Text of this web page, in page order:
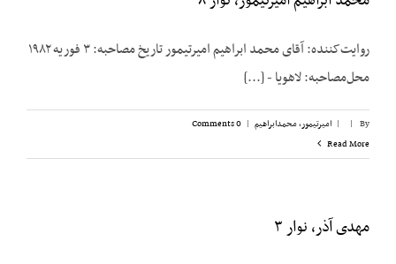
روایت‌کننده: آقای محمد ابراهیم امیرتیمور تاریخ مصاحبه: ۳ فوریه ۱۹۸۲
محل‌مصاحبه: لاهویا - [...]
By
|
| امیرتیمور، محمدابراهیم |
0 Comments
Read More
مهدی آذر، نوار ۳